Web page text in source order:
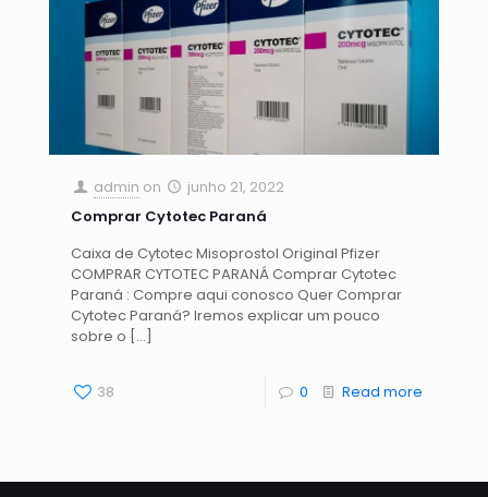
admin on
junho 21, 2022
Comprar Cytotec Paraná
Caixa de Cytotec Misoprostol Original Pfizer
COMPRAR CYTOTEC PARANÁ Comprar Cytotec
Paraná : Compre aqui conosco Quer Comprar
Cytotec Paraná? Iremos explicar um pouco
sobre o […]
38 0 Read more